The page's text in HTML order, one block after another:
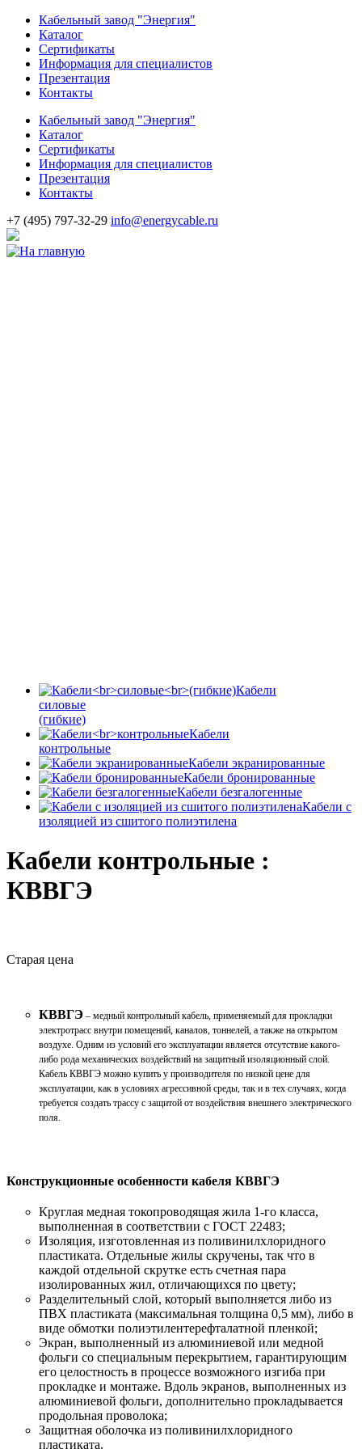
Кабельный завод "Энергия"
Каталог
Сертификаты
Информация для специалистов
Презентация
Контакты
Кабельный завод "Энергия"
Каталог
Сертификаты
Информация для специалистов
Презентация
Контакты
+7 (495) 797-32-29 info@energycable.ru
Кабели
силовые
(гибкие)
Кабели
контрольные
Кабели экранированные
Кабели бронированные
Кабели безгалогенные
Кабели с
изоляцией из сшитого полиэтилена
Кабели контрольные :
КВВГЭ
Старая цена
КВВГЭ – медный контрольный кабель, применяемый для прокладки
электротрасс внутри помещений, каналов, тоннелей, а также на открытом
воздухе. Одним из условий его эксплуатации является отсутствие какого-
либо рода механических воздействий на защитный изоляционный слой.
Кабель КВВГЭ можно купить у производителя по низкой цене для
эксплуатации, как в условиях агрессивной среды, так и в тех случаях, когда
требуется создать трассу с защитой от воздействия внешнего электрического
поля.
Конструкционные особенности кабеля КВВГЭ
Круглая медная токопроводящая жила 1-го класса,
выполненная в соответствии с ГОСТ 22483;
Изоляция, изготовленная из поливинилхлоридного
пластиката. Отдельные жилы скручены, так что в
каждой отдельной скрутке есть счетная пара
изолированных жил, отличающихся по цвету;
Разделительный слой, который выполняется либо из
ПВХ пластиката (максимальная толщина 0,5 мм), либо в
виде обмотки полиэтилентерефталатной пленкой;
Экран, выполненный из алюминиевой или медной
фольги со специальным перекрытием, гарантирующим
его целостность в процессе возможного изгиба при
прокладке и монтаже. Вдоль экранов, выполненных из
алюминиевой фольги, дополнительно прокладывается
продольная проволока;
Защитная оболочка из поливинилхлоридного
пластиката.